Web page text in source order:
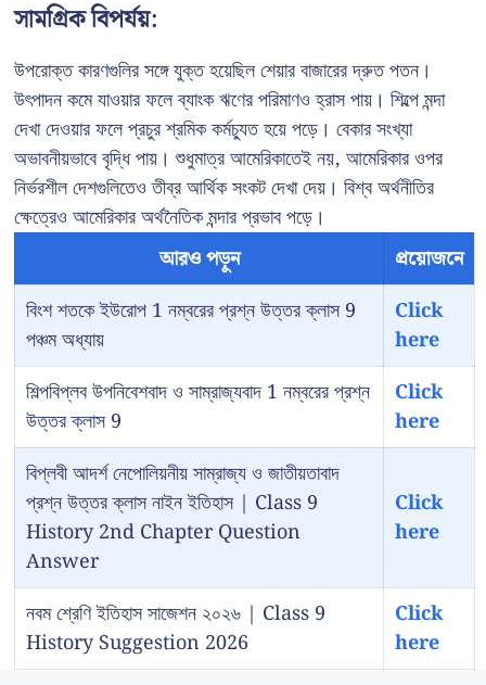
সামগ্রিক বিপর্যয়:
উপরোক্ত কারণগুলির সঙ্গে যুক্ত হয়েছিল শেয়ার বাজারের দ্রুত পতন।
উৎপাদন কমে যাওয়ার ফলে ব্যাংক ঋণের পরিমাণও হ্রাস পায়। শিল্পে মন্দা
দেখা দেওয়ার ফলে প্রচুর শ্রমিক কর্মচ্যুত হয়ে পড়ে। বেকার সংখ্যা
অভাবনীয়ভাবে বৃদ্ধি পায়। শুধুমাত্র আমেরিকাতেই নয়, আমেরিকার ওপর
নির্ভরশীল দেশগুলিতেও তীব্র আর্থিক সংকট দেখা দেয়। বিশ্ব অর্থনীতির
ক্ষেত্রেও আমেরিকার অর্থনৈতিক মন্দার প্রভাব পড়ে।
আরও পড়ুন
প্রয়োজনে
বিংশ শতকে ইউরোপ 1 নম্বরের প্রশ্ন উত্তর ক্লাস 9
পঞ্চম অধ্যায়
Click
here
শিল্পবিপ্লব উপনিবেশবাদ ও সাম্রাজ্যবাদ 1 নম্বরের প্রশ্ন
উত্তর ক্লাস 9
Click
here
বিপ্লবী আদর্শ নেপোলিয়নীয় সাম্রাজ্য ও জাতীয়তাবাদ
প্রশ্ন উত্তর ক্লাস নাইন ইতিহাস | Class 9
History 2nd Chapter Question
Answer
Click
here
নবম শ্রেণি ইতিহাস সাজেশন ২০২৬ | Class 9
History Suggestion 2026
Click
here